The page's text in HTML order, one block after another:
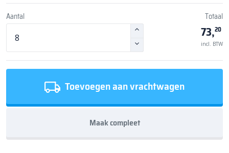
Aantal Totaal
73,20
incl. BTW
Toevoegen aan vrachtwagen
Maak compleet